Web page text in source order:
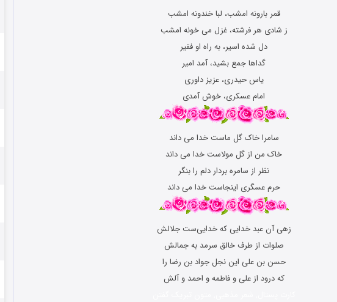
قمر بارونه امشب، لبا خندونه امشب
ز شادی هر فرشته، غزل می خونه امشب
دل شده اسیر، به راه او فقیر
گداها جمع بشید، آمد امیر
یاس حیدری، عزیز داوری
امام عسکری، خوش آمدی
سامرا خاک گل ماست خدا می داند
خاک من از گل مولاست خدا می داند
نظر از سامره بردار دلم را بنگر
حرم عسگری اینجاست خدا می داند
زهی آن عبد خدایی که خدایی‌ست جلالش
صلوات از طرف خالق سرمد به جمالش
حسن بن علی این نجل جواد بن رضا را
که درود از علی و فاطمه و احمد و آلش